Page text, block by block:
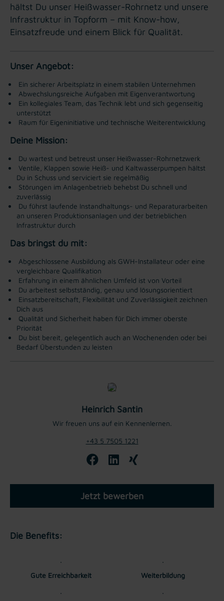
hältst Du unser Heißwasser-Rohrnetz und unsere
Infrastruktur in Topform – mit Know-how,
Einsatzfreude und einem Blick für Qualität.
Unser Angebot:
Ein sicherer Arbeitsplatz in einem stabilen Unternehmen
Abwechslungsreiche Aufgaben mit Eigenverantwortung
Ein kollegiales Team, das Technik lebt und sich gegenseitig
unterstützt
Raum für Eigeninitiative und technische Weiterentwicklung
Deine Mission:
Du wartest und betreust unser Heißwasser-Rohrnetzwerk
Ventile, Klappen sowie Heiß- und Kaltwasserpumpen hältst
Du in Schuss und serviciert sie regelmäßig
Störungen im Anlagenbetrieb behebst Du schnell und
zuverlässig
Du führst laufende Instandhaltungs- und Reparaturarbeiten
an unseren Produktionsanlagen und der betrieblichen
Infrastruktur durch
Das bringst du mit:
Abgeschlossene Ausbildung als GWH-Installateur oder eine
vergleichbare Qualifikation
Erfahrung in einem ähnlichen Umfeld ist von Vorteil
Du arbeitest selbstständig, genau und lösungsorientiert
Einsatzbereitschaft, Flexibilität und Zuverlässigkeit zeichnen
Dich aus
Qualität und Sicherheit haben für Dich immer oberste
Priorität
Du bist bereit, gelegentlich auch an Wochenenden oder bei
Bedarf Überstunden zu leisten
Heinrich Santin
Wir freuen uns auf ein Kennenlernen.
+43 5 7505 1221
Jetzt bewerben
Die Benefits:
Gute Erreichbarkeit Weiterbildung